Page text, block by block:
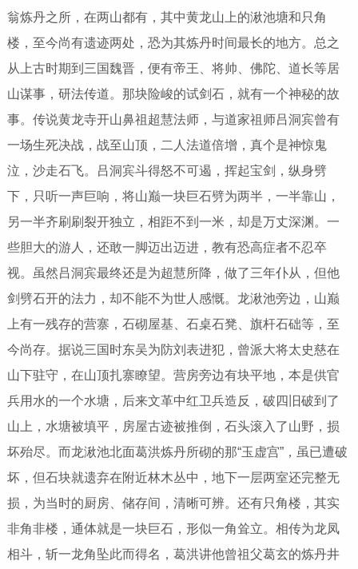
翁炼丹之所，在两山都有，其中黄龙山上的湫池塘和只角
楼，至今尚有遗迹两处，恐为其炼丹时间最长的地方。总之
从上古时期到三国魏晋，便有帝王、将帅、佛陀、道长等居
山谋事，研法传道。那块险峻的试剑石，就有一个神秘的故
事。传说黄龙寺开山鼻祖超慧法师，与道家祖师吕洞宾曾有
一场生死决战，战至山顶，二人法道倍增，真个是神惊鬼
泣，沙走石飞。吕洞宾斗得怒不可遏，挥起宝剑，纵身劈
下，只听一声巨响，将山巅一块巨石劈为两半，一半靠山，
另一半齐刷刷裂开独立，相距不到一米，却是万丈深渊。一
些胆大的游人，还敢一脚迈出迈进，教有恐高症者不忍卒
视。虽然吕洞宾最终还是为超慧所降，做了三年仆从，但他
剑劈石开的法力，却不能不为世人感慨。龙湫池旁边，山巅
上有一残存的营寨，石砌屋基、石桌石凳、旗杆石础等，至
今尚存。据说三国时东吴为防刘表进犯，曾派大将太史慈在
山下驻守，在山顶扎寨瞭望。营房旁边有块平地，本是供官
兵用水的一个水塘，后来文革中红卫兵造反，破四旧破到了
山上，水塘被填平，房屋古迹被推倒，石头滚入了山野，损
坏殆尽。而龙湫池北面葛洪炼丹所砌的那“玉虚宫”，虽已遭破
坏，但石块就遗弃在附近林木丛中，地下一层两室还完整无
损，为当时的厨房、储存间，清晰可辨。还有只角楼，其实
非角非楼，通体就是一块巨石，形似一角耸立。相传为龙凤
相斗，斩一龙角坠此而得名，葛洪讲他曾祖父葛玄的炼丹井